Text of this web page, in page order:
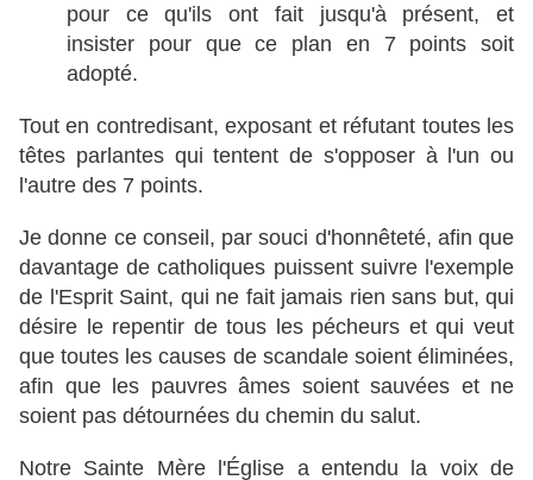
pour ce qu'ils ont fait jusqu'à présent, et
insister pour que ce plan en 7 points soit
adopté.
Tout en contredisant, exposant et réfutant toutes les
têtes parlantes qui tentent de s'opposer à l'un ou
l'autre des 7 points.
Je donne ce conseil, par souci d'honnêteté, afin que
davantage de catholiques puissent suivre l'exemple
de l'Esprit Saint, qui ne fait jamais rien sans but, qui
désire le repentir de tous les pécheurs et qui veut
que toutes les causes de scandale soient éliminées,
afin que les pauvres âmes soient sauvées et ne
soient pas détournées du chemin du salut.
Notre Sainte Mère l'Église a entendu la voix de